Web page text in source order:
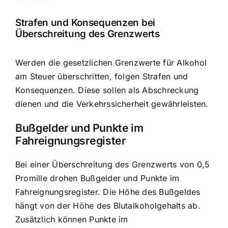
Strafen und Konsequenzen bei
Überschreitung des Grenzwerts
Werden die gesetzlichen Grenzwerte für Alkohol
am Steuer überschritten, folgen Strafen und
Konsequenzen. Diese sollen als Abschreckung
dienen und die Verkehrssicherheit gewährleisten.
Bußgelder und Punkte im
Fahreignungsregister
Bei einer Überschreitung des Grenzwerts von 0,5
Promille drohen Bußgelder und Punkte im
Fahreignungsregister. Die Höhe des Bußgeldes
hängt von der Höhe des Blutalkoholgehalts ab.
Zusätzlich können Punkte im